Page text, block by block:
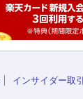
インサイダー取